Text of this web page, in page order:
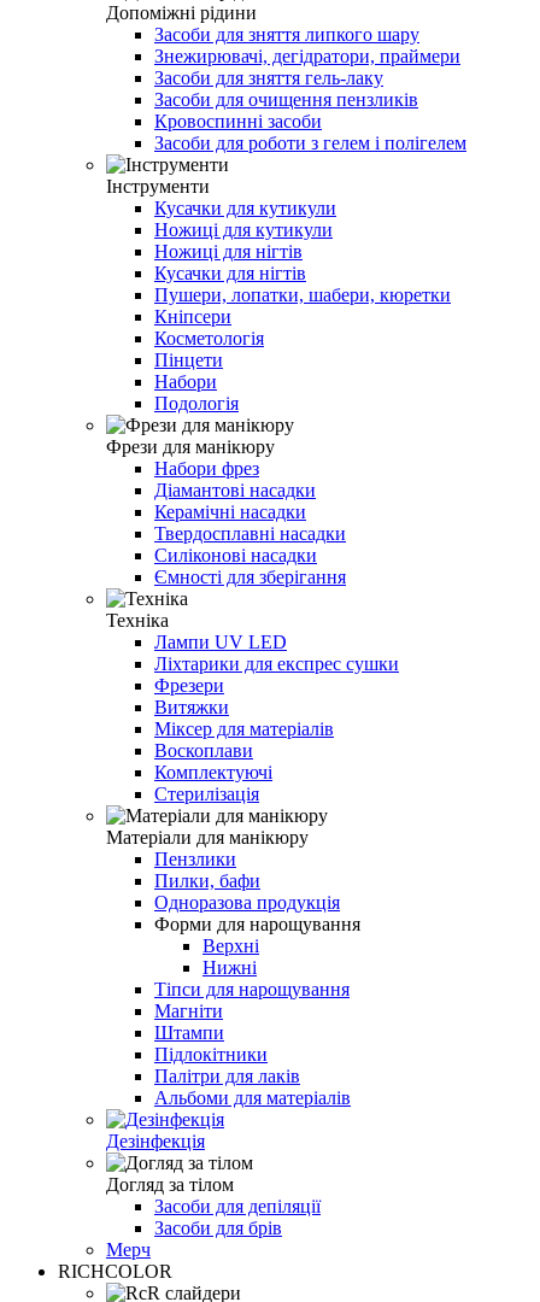
Допоміжні рідини
Засоби для зняття липкого шару
Знежирювачі, дегідратори, праймери
Засоби для зняття гель-лаку
Засоби для очищення пензликів
Кровоспинні засоби
Засоби для роботи з гелем і полігелем
Інструменти
Кусачки для кутикули
Ножиці для кутикули
Ножиці для нігтів
Кусачки для нігтів
Пушери, лопатки, шабери, кюретки
Кніпсери
Косметологія
Пінцети
Набори
Подологія
Фрези для манікюру
Набори фрез
Діамантові насадки
Керамічні насадки
Твердосплавні насадки
Силіконові насадки
Ємності для зберігання
Техніка
Лампи UV LED
Ліхтарики для експрес сушки
Фрезери
Витяжки
Міксер для матеріалів
Воскоплави
Комплектуючі
Стерилізація
Матеріали для манікюру
Пензлики
Пилки, бафи
Одноразова продукція
Форми для нарощування
Верхні
Нижні
Тіпси для нарощування
Магніти
Штампи
Підлокітники
Палітри для лаків
Альбоми для матеріалів
Дезінфекція
Догляд за тілом
Засоби для депіляції
Засоби для брів
Мерч
RICHCOLOR